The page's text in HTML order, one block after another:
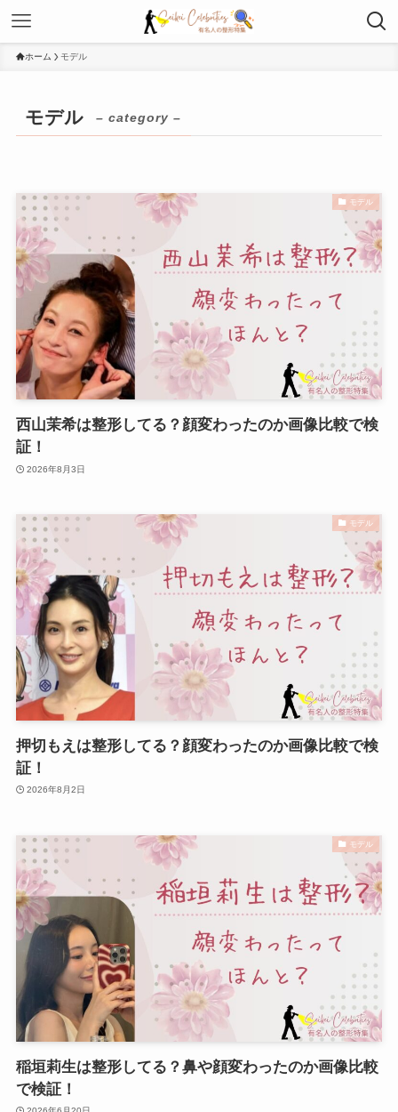
ホーム モデル
モデル – category –
モデル
西山茉希は整形してる？顔変わったのか画像比較で検
証！
2026年8月3日
モデル
押切もえは整形してる？顔変わったのか画像比較で検
証！
2026年8月2日
モデル
稲垣莉生は整形してる？鼻や顔変わったのか画像比較
で検証！